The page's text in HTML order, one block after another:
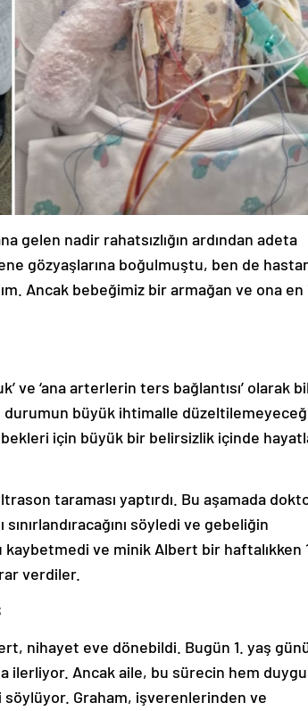
gelen nadir rahatsızlığın ardından adeta
gözyaşlarına boğulmuştu, ben de
Ancak bebeğimiz bir armağan ve ona en
ve ‘ana arterlerin ters bağlantısı’ olarak
durumun büyük ihtimalle
için büyük bir belirsizlik içinde
taraması yaptırdı. Bu aşamada
söyledi ve gebeliğin
kaybetmedi ve minik Albert bir haftalıkken
verdiler.
nihayet eve dönebildi. Bugün 1. yaş
ilerliyor. Ancak aile, bu sürecin hem
Graham, işverenlerinden ve